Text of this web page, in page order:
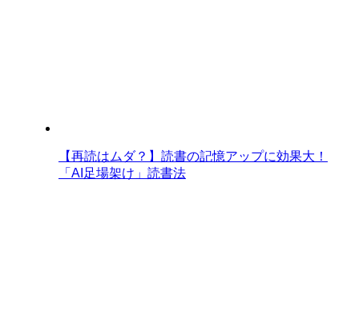
【再読はムダ？】読書の記憶アップに効果大！
「AI足場架け」読書法